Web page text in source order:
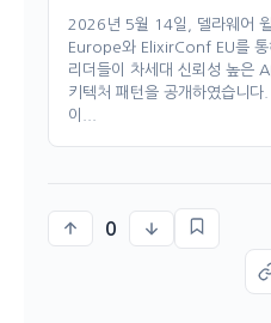
2026년 5월 14일, 델라웨어
Europe와 ElixirConf EU를
리더들이 차세대 신뢰성 높은
키텍처 패턴을 공개하였습니
이...
0